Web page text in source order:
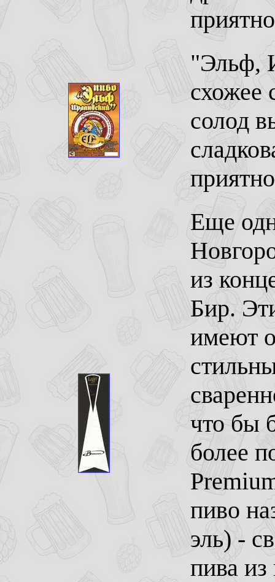
"Эльф,
схожее
солод
Еще
из
Бир.
имеют
что бы
более
пиво
эль) -
пива